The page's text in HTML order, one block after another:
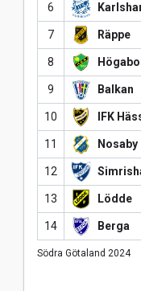
6
7 Räppe
8
9 Balkan
10 IFK
11 Nosaby
12
13 Lödde
14 Berga
Södra Götaland 2024